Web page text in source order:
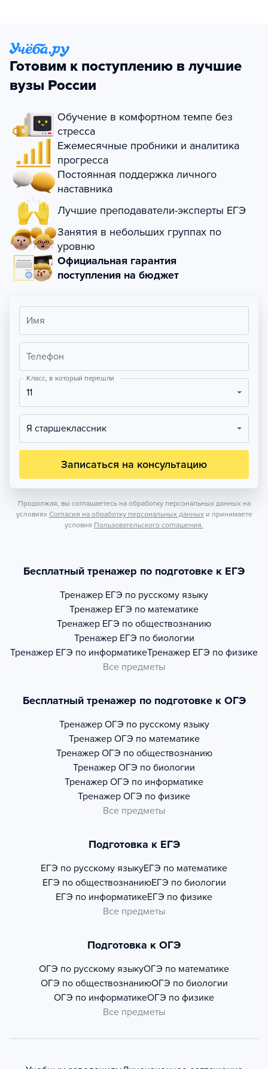
Готовим к поступлению в лучшие
вузы России
Обучение в комфортном темпе без
стресса
Ежемесячные пробники и аналитика
прогресса
Постоянная поддержка личного
наставника
Лучшие преподаватели-эксперты ЕГЭ
Занятия в небольших группах по
уровню
Официальная гарантия
поступления на бюджет
Имя
Телефон
Класс, в который перешли
11
Я старшеклассник
Записаться на консультацию
Продолжая, вы соглашаетесь на обработку персональных данных на
условиях Согласия на обработку персональных данных и принимаете
условия Пользовательского соглашения.
Бесплатный тренажер по подготовке к ЕГЭ
Тренажер ЕГЭ по русскому языку
Тренажер ЕГЭ по математике
Тренажер ЕГЭ по обществознанию
Тренажер ЕГЭ по биологии
Тренажер ЕГЭ по информатикеТренажер ЕГЭ по физике
Все предметы
Бесплатный тренажер по подготовке к ОГЭ
Тренажер ОГЭ по русскому языку
Тренажер ОГЭ по математике
Тренажер ОГЭ по обществознанию
Тренажер ОГЭ по биологии
Тренажер ОГЭ по информатике
Тренажер ОГЭ по физике
Все предметы
Подготовка к ЕГЭ
ЕГЭ по русскому языкуЕГЭ по математике
ЕГЭ по обществознаниюЕГЭ по биологии
ЕГЭ по информатикеЕГЭ по физике
Все предметы
Подготовка к ОГЭ
ОГЭ по русскому языкуОГЭ по математике
ОГЭ по обществознаниюОГЭ по биологии
ОГЭ по информатикеОГЭ по физике
Все предметы